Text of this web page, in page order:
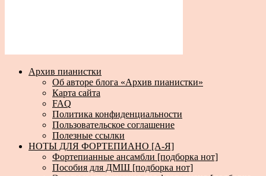
Архив пианистки
Об авторе блога «Архив пианистки»
Карта сайта
FAQ
Политика конфиденциальности
Пользовательское соглашение
Полезные ссылки
НОТЫ ДЛЯ ФОРТЕПИАНО [А-Я]
Фортепианные ансамбли [подборка нот]
Пособия для ДМШ [подборка нот]